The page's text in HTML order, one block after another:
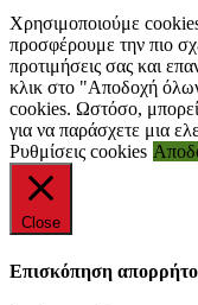
Χρησιμοποιούμε
προσφέρουμε την πιο
προτιμήσεις σας και
κλικ στο "Αποδοχή
cookies. Ωστόσο,
για να παράσχετε μια
Ρυθμίσεις cookies
Close
Επισκόπηση